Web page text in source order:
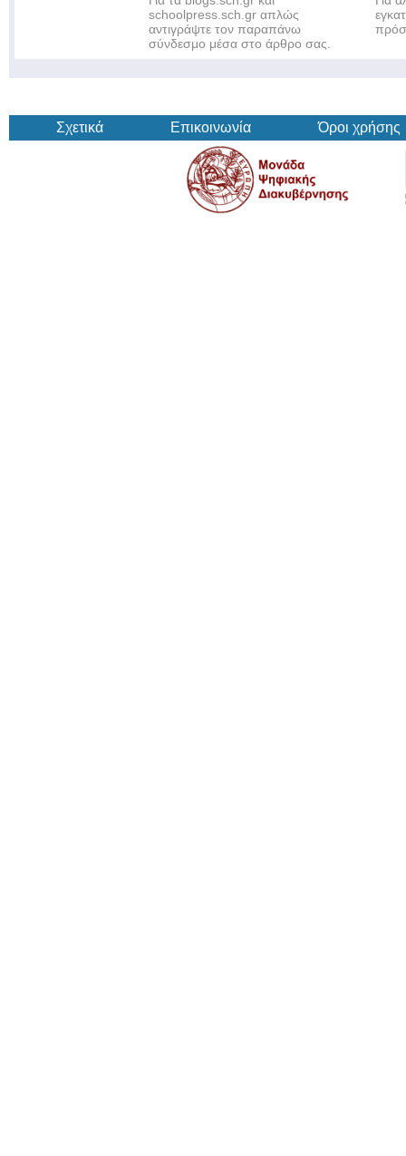
schoolpress.sch.gr απλώς
αντιγράψτε τον παραπάνω
σύνδεσμο μέσα στο άρθρο σας.
Σχετικά Επικοινωνία Όροι χρήσης